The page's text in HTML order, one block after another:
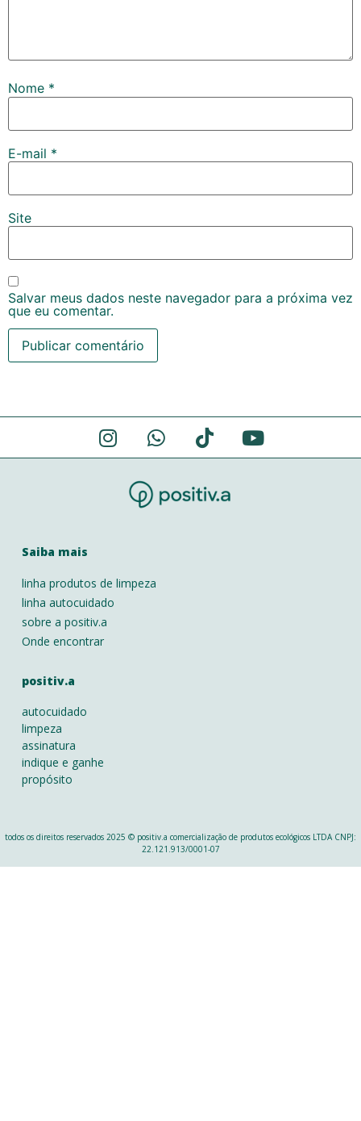
Nome *
E-mail *
Site
Salvar meus dados neste navegador para a próxima vez
que eu comentar.
Alternative:
Saiba mais
linha produtos de limpeza
linha autocuidado
sobre a positiv.a
Onde encontrar
positiv.a
autocuidado
limpeza
assinatura
indique e ganhe
propósito
todos os direitos reservados 2025 © positiv.a comercialização de produtos ecológicos LTDA CNPJ:
22.121.913/0001-07